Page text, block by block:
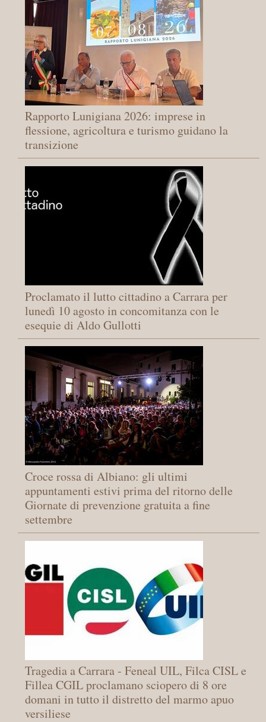
Rapporto Lunigiana 2026: imprese in
flessione, agricoltura e turismo guidano la
transizione
Proclamato il lutto cittadino a Carrara per
lunedì 10 agosto in concomitanza con le
esequie di Aldo Gullotti
Croce rossa di Albiano: gli ultimi
appuntamenti estivi prima del ritorno delle
Giornate di prevenzione gratuita a fine
settembre
Tragedia a Carrara - Feneal UIL, Filca CISL e
Fillea CGIL proclamano sciopero di 8 ore
domani in tutto il distretto del marmo apuo
versiliese